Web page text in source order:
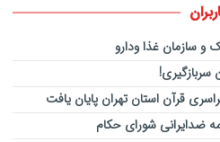
و سازمان غذا ودارو
قرآن استان تهران پایان یافت